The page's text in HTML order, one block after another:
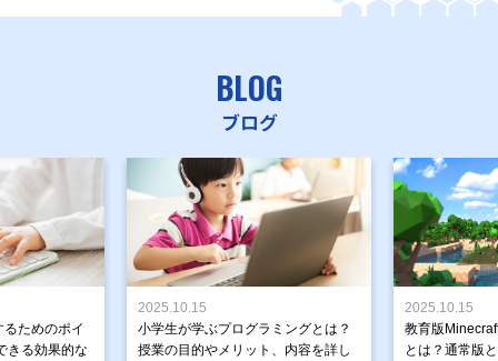
BLOG
ブログ
ためのポイ
きる効果的な
2025.10.15
小学生が学ぶプログラミングとは？
授業の目的やメリット、内容を詳し
2025.10.15
教育版
とは？通常版